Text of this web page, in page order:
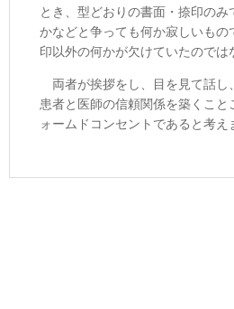
とき、型どおりの書面・捺印のみ
かなどと争っても何か寂しいもの
印以外の何かが欠けていたのでは
両者が挨拶をし、目を見て話し
患者と医師の信頼関係を築くこと
ォームドコンセントであると考え